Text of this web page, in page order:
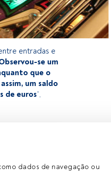
dados de navegação ou
entradas e
se um
que o
um saldo
de euros”,
Se já
FundsPeople